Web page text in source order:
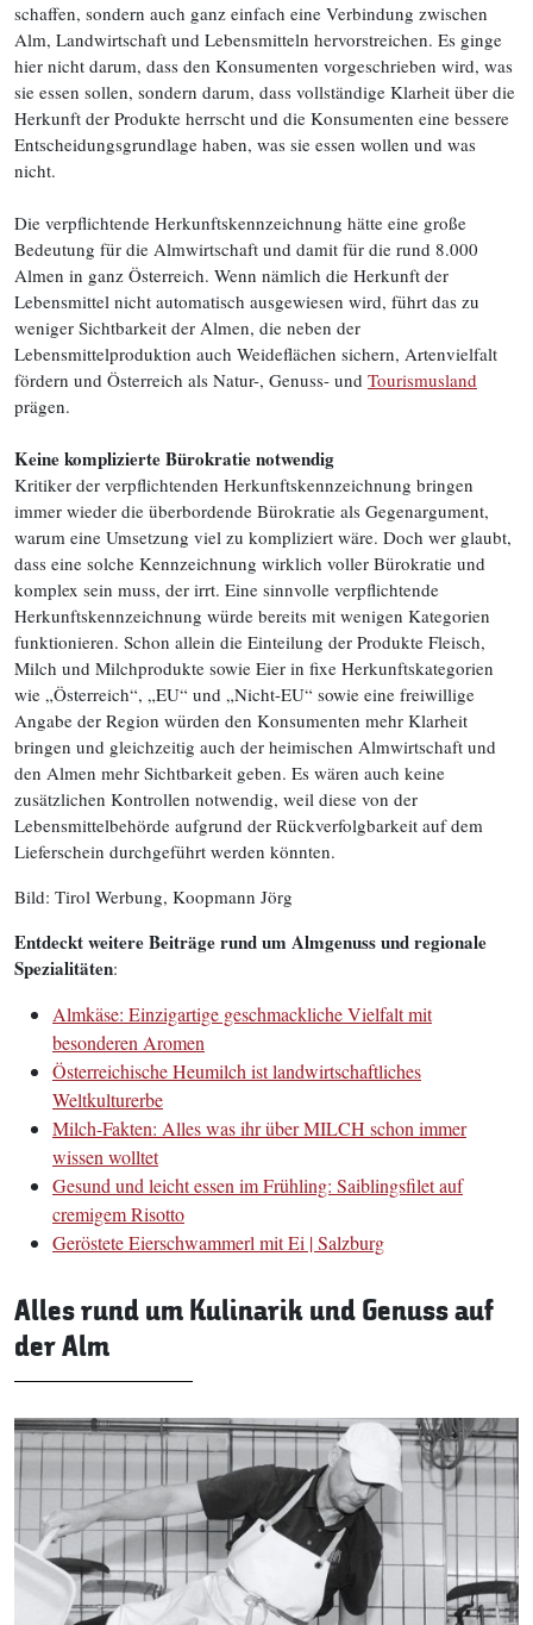
schaffen, sondern auch ganz einfach eine Verbindung zwischen
Alm, Landwirtschaft und Lebensmitteln hervorstreichen. Es ginge
hier nicht darum, dass den Konsumenten vorgeschrieben wird, was
sie essen sollen, sondern darum, dass vollständige Klarheit über die
Herkunft der Produkte herrscht und die Konsumenten eine bessere
Entscheidungsgrundlage haben, was sie essen wollen und was
nicht.
Die verpflichtende Herkunftskennzeichnung hätte eine große
Bedeutung für die Almwirtschaft und damit für die rund 8.000
Almen in ganz Österreich. Wenn nämlich die Herkunft der
Lebensmittel nicht automatisch ausgewiesen wird, führt das zu
weniger Sichtbarkeit der Almen, die neben der
Lebensmittelproduktion auch Weideflächen sichern, Artenvielfalt
fördern und Österreich als Natur-, Genuss- und Tourismusland
prägen.
Keine komplizierte Bürokratie notwendig
Kritiker der verpflichtenden Herkunftskennzeichnung bringen
immer wieder die überbordende Bürokratie als Gegenargument,
warum eine Umsetzung viel zu kompliziert wäre. Doch wer glaubt,
dass eine solche Kennzeichnung wirklich voller Bürokratie und
komplex sein muss, der irrt. Eine sinnvolle verpflichtende
Herkunftskennzeichnung würde bereits mit wenigen Kategorien
funktionieren. Schon allein die Einteilung der Produkte Fleisch,
Milch und Milchprodukte sowie Eier in fixe Herkunftskategorien
wie „Österreich“, „EU“ und „Nicht-EU“ sowie eine freiwillige
Angabe der Region würden den Konsumenten mehr Klarheit
bringen und gleichzeitig auch der heimischen Almwirtschaft und
den Almen mehr Sichtbarkeit geben. Es wären auch keine
zusätzlichen Kontrollen notwendig, weil diese von der
Lebensmittelbehörde aufgrund der Rückverfolgbarkeit auf dem
Lieferschein durchgeführt werden könnten.
Bild: Tirol Werbung, Koopmann Jörg
Entdeckt weitere Beiträge rund um Almgenuss und regionale
Spezialitäten:
Almkäse: Einzigartige geschmackliche Vielfalt mit
besonderen Aromen
Österreichische Heumilch ist landwirtschaftliches
Weltkulturerbe
Milch-Fakten: Alles was ihr über MILCH schon immer
wissen wolltet
Gesund und leicht essen im Frühling: Saiblingsfilet auf
cremigem Risotto
Geröstete Eierschwammerl mit Ei | Salzburg
Alles rund um Kulinarik und Genuss auf
der Alm